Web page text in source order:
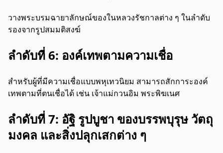
วางพระบรมฉายาลักษณ์ของในหลวงรัชกาลต่าง ๆ ในลำดับ
รองจากรูปสมมติสงฆ์
ลำดับที่ 6: องค์เทพตามความเชื่อ
สำหรับผู้ที่มีความเชื่อแบบพหุเทวนิยม สามารถสักการะองค์
เทพตามที่ตนเชื่อได้ เช่น เจ้าแม่กวนอิม พระพิฆเนศ
ลำดับที่ 7: อัฐิ รูปบูชา ของบรรพบุรุษ วัตถุ
มงคล และสิ่งปลุกเสกต่าง ๆ